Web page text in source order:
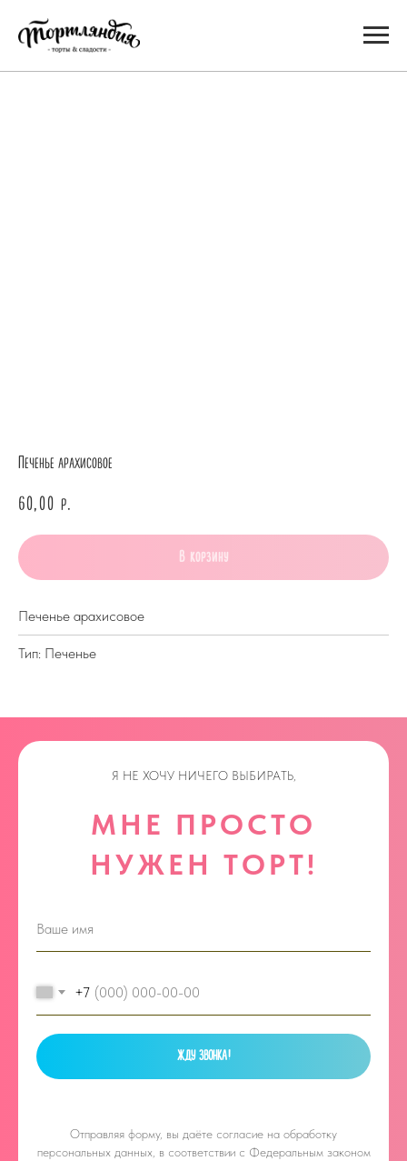
Печенье арахисовое
60,00 р.
В корзину
Печенье арахисовое
Тип: Печенье
Я НЕ ХОЧУ НИЧЕГО ВЫБИРАТЬ,
МНЕ ПРОСТО
НУЖЕН ТОРТ!
+7
ЖДУ ЗВОНКА!
Отправляя форму, вы даёте согласие на обработку
персональных данных, в соответствии с Федеральным законом